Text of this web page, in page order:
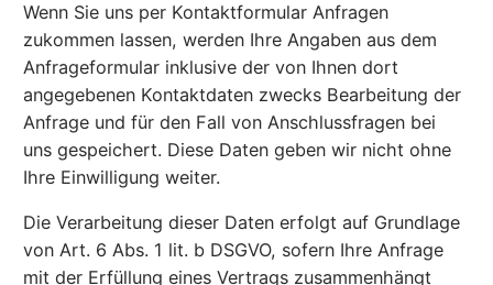
Wenn Sie uns per Kontaktformular Anfragen
zukommen lassen, werden Ihre Angaben aus dem
Anfrageformular inklusive der von Ihnen dort
angegebenen Kontaktdaten zwecks Bearbeitung der
Anfrage und für den Fall von Anschlussfragen bei
uns gespeichert. Diese Daten geben wir nicht ohne
Ihre Einwilligung weiter.
Die Verarbeitung dieser Daten erfolgt auf Grundlage
von Art. 6 Abs. 1 lit. b DSGVO, sofern Ihre Anfrage
mit der Erfüllung eines Vertrags zusammenhängt